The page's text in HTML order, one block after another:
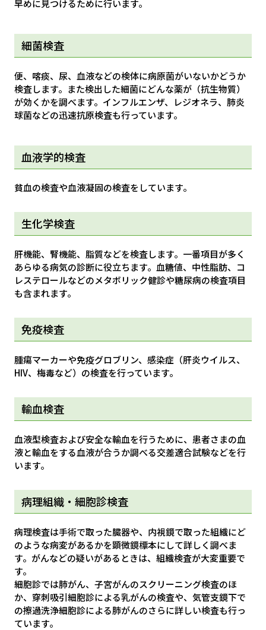
早めに見つけるために行います。
細菌検査
便、喀痰、尿、血液などの検体に病原菌がいないかどうか
検査します。また検出した細菌にどんな薬が（抗生物質）
が効くかを調べます。インフルエンザ、レジオネラ、肺炎
球菌などの迅速抗原検査も行っています。
血液学的検査
貧血の検査や血液凝固の検査をしています。
生化学検査
肝機能、腎機能、脂質などを検査します。一番項目が多く
あらゆる病気の診断に役立ちます。血糖値、中性脂肪、コ
レステロールなどのメタボリック健診や糖尿病の検査項目
も含まれます。
免疫検査
腫瘍マーカーや免疫グロブリン、感染症（肝炎ウイルス、
HIV、梅毒など）の検査を行っています。
輸血検査
血液型検査および安全な輸血を行うために、患者さまの血
液と輸血をする血液が合うか調べる交差適合試験などを行
います。
病理組織・細胞診検査
病理検査は手術で取った臓器や、内視鏡で取った組織にど
のような病変があるかを顕微鏡標本にして詳しく調べま
す。がんなどの疑いがあるときは、組織検査が大変重要で
す。
細胞診では肺がん、子宮がんのスクリーニング検査のほ
か、穿刺吸引細胞診による乳がんの検査や、気管支鏡下で
の擦過洗浄細胞診による肺がんのさらに詳しい検査も行っ
ています。